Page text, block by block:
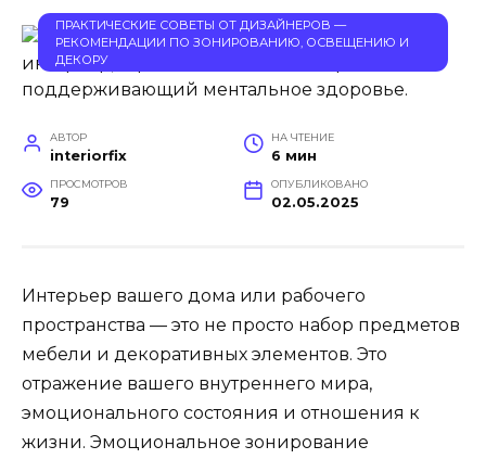
ПРАКТИЧЕСКИЕ СОВЕТЫ ОТ ДИЗАЙНЕРОВ —
РЕКОМЕНДАЦИИ ПО ЗОНИРОВАНИЮ, ОСВЕЩЕНИЮ И
ДЕКОРУ
АВТОР
interiorfix
НА ЧТЕНИЕ
6 мин
ПРОСМОТРОВ
79
ОПУБЛИКОВАНО
02.05.2025
Интерьер вашего дома или рабочего
пространства — это не просто набор предметов
мебели и декоративных элементов. Это
отражение вашего внутреннего мира,
эмоционального состояния и отношения к
жизни. Эмоциональное зонирование